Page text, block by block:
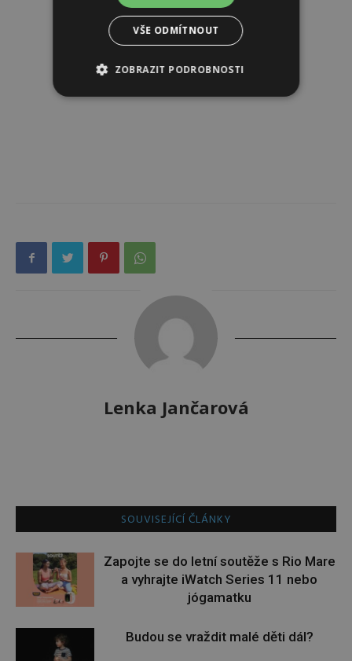
Lenka Jančarová
SOUVISEJÍCÍ ČLÁNKY
Zapojte se do letní soutěže s Rio Mare
a vyhrajte iWatch Series 11 nebo
jógamatku
Budou se vraždit malé děti dál?
VŠE ODMÍTNOUT
ZOBRAZIT PODROBNOSTI